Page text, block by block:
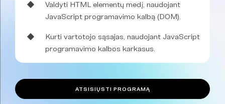
Valdyti HTML elementų medį, naudojant
JavaScript programavimo kalbą (DOM).
Kurti vartotojo sąsajas, naudojant JavaScript
programavimo kalbos karkasus.
ATSISIŲSTI PROGRAMĄ